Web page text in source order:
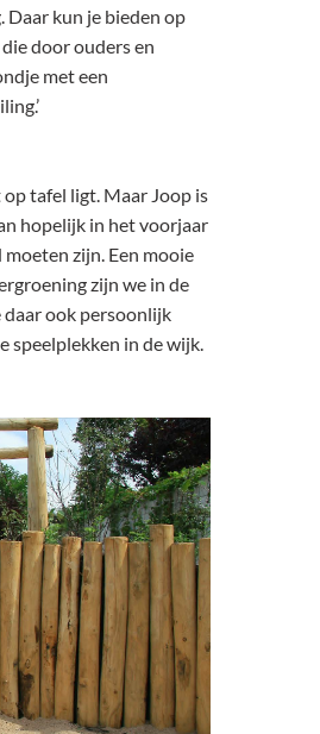
kun je bieden op
door ouders en
met een
tafel ligt. Maar Joop is
hopelijk in het voorjaar
moeten zijn. Een mooie
zijn we in de
daar ook persoonlijk
speelplekken in de wijk.